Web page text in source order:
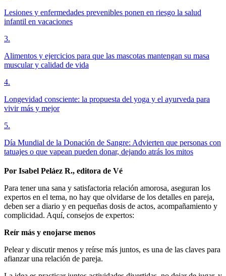
Lesiones y enfermedades prevenibles ponen en riesgo la salud
infantil en vacaciones
3.
Alimentos y ejercicios para que las mascotas mantengan su masa
muscular y calidad de vida
4.
Longevidad consciente: la propuesta del yoga y el ayurveda para
vivir más y mejor
5.
Día Mundial de la Donación de Sangre: Advierten que personas con
tatuajes o que vapean pueden donar, dejando atrás los mitos
Por Isabel Peláez R., editora de Vé
Para tener una sana y satisfactoria relación amorosa, aseguran los
expertos en el tema, no hay que olvidarse de los detalles en pareja,
deben ser a diario y en pequeñas dosis de actos, acompañamiento y
complicidad. Aquí, consejos de expertos:
Reír más y enojarse menos
Pelear y discutir menos y reírse más juntos, es una de las claves para
afianzar una relación de pareja.